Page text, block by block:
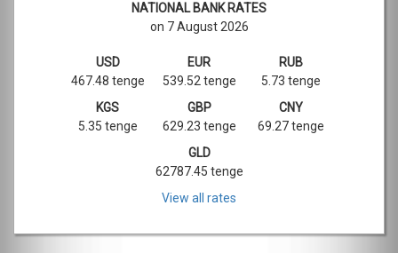
NATIONAL BANK RATES
on 7 August 2026
USD
467.48 tenge
EUR
539.52 tenge
RUB
5.73 tenge
KGS
5.35 tenge
GBP
629.23 tenge
CNY
69.27 tenge
GLD
62787.45 tenge
View all rates